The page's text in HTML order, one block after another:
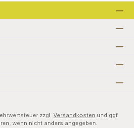
zzgl. Versandkosten und ggf.
wenn nicht anders angegeben.